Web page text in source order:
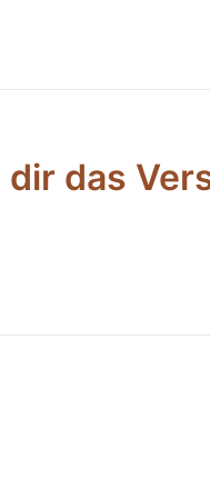
dir das